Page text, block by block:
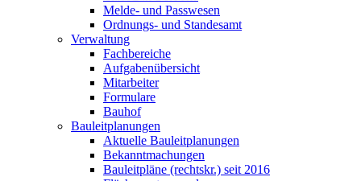
Melde- und Passwesen
Ordnungs- und Standesamt
Verwaltung
Fachbereiche
Aufgabenübersicht
Mitarbeiter
Formulare
Bauhof
Bauleitplanungen
Aktuelle Bauleitplanungen
Bekanntmachungen
Bauleitpläne (rechtskr.) seit 2016